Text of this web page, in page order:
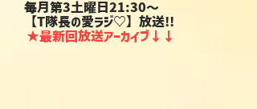
毎月第3土曜日21:30～
【T隊長の愛ラジ♡】放送!!
★最新回放送アーカイブ​←←